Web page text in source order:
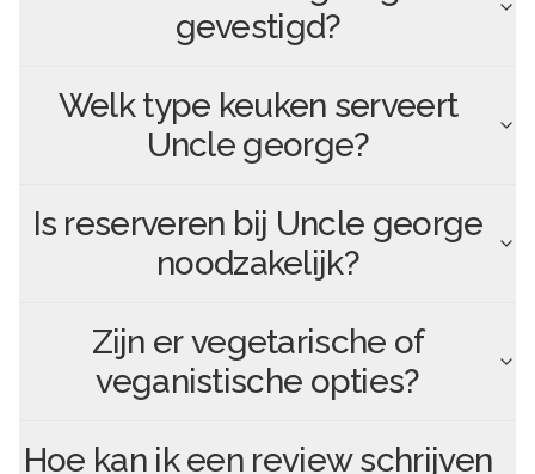
gevestigd?
Welk type keuken serveert
Uncle george?
Is reserveren bij Uncle george
noodzakelijk?
Zijn er vegetarische of
veganistische opties?
Hoe kan ik een review schrijven